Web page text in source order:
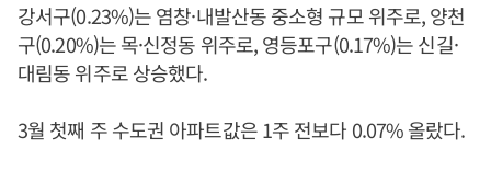
강서구(0.23%)는 염창·내발산동 중소형 규모 위주로, 양천
구(0.20%)는 목·신정동 위주로, 영등포구(0.17%)는 신길·
대림동 위주로 상승했다.
3월 첫째 주 수도권 아파트값은 1주 전보다 0.07% 올랐다.